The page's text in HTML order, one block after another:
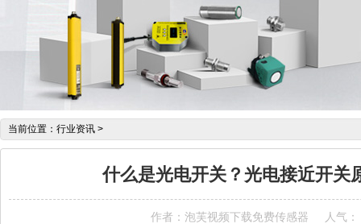
当前位置： 行业资讯 >
什么是光电开关？光电接近开关
作者：泡芙视频下载免费传感器 人气：